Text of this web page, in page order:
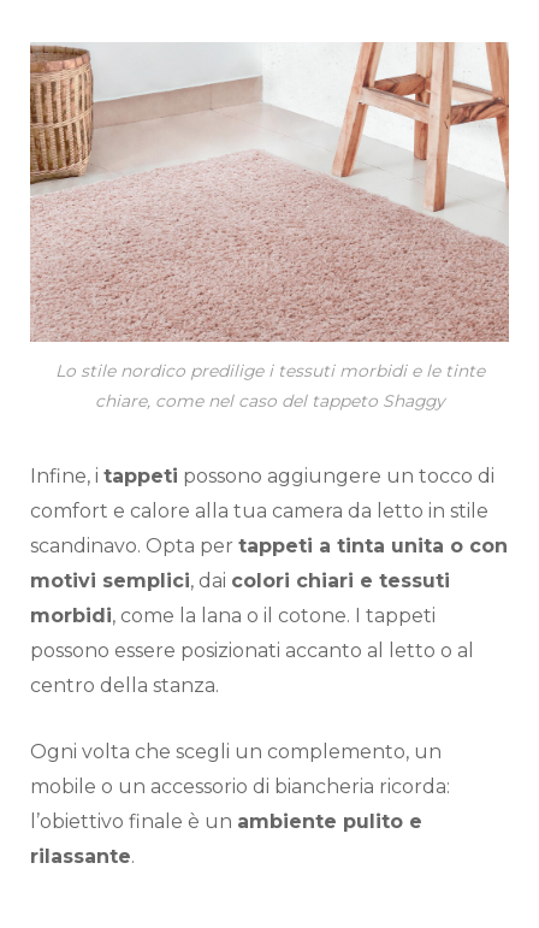
Lo stile nordico predilige i tessuti morbidi e le tinte
chiare, come nel caso del tappeto Shaggy
Infine, i tappeti possono aggiungere un tocco di
comfort e calore alla tua camera da letto in stile
scandinavo. Opta per tappeti a tinta unita o con
motivi semplici, dai colori chiari e tessuti
morbidi, come la lana o il cotone. I tappeti
possono essere posizionati accanto al letto o al
centro della stanza.
Ogni volta che scegli un complemento, un
mobile o un accessorio di biancheria ricorda:
l’obiettivo finale è un ambiente pulito e
rilassante.